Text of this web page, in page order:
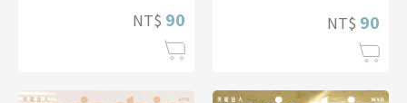
NT$ 90 NT$ 90